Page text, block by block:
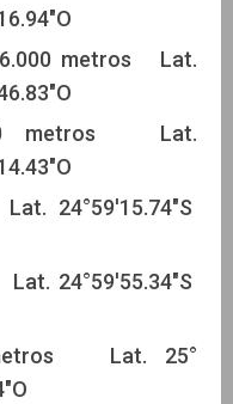
6.000 metros Lat.
metros Lat.
24°59'15.74"S
24°59'55.34"S
Lat. 25°